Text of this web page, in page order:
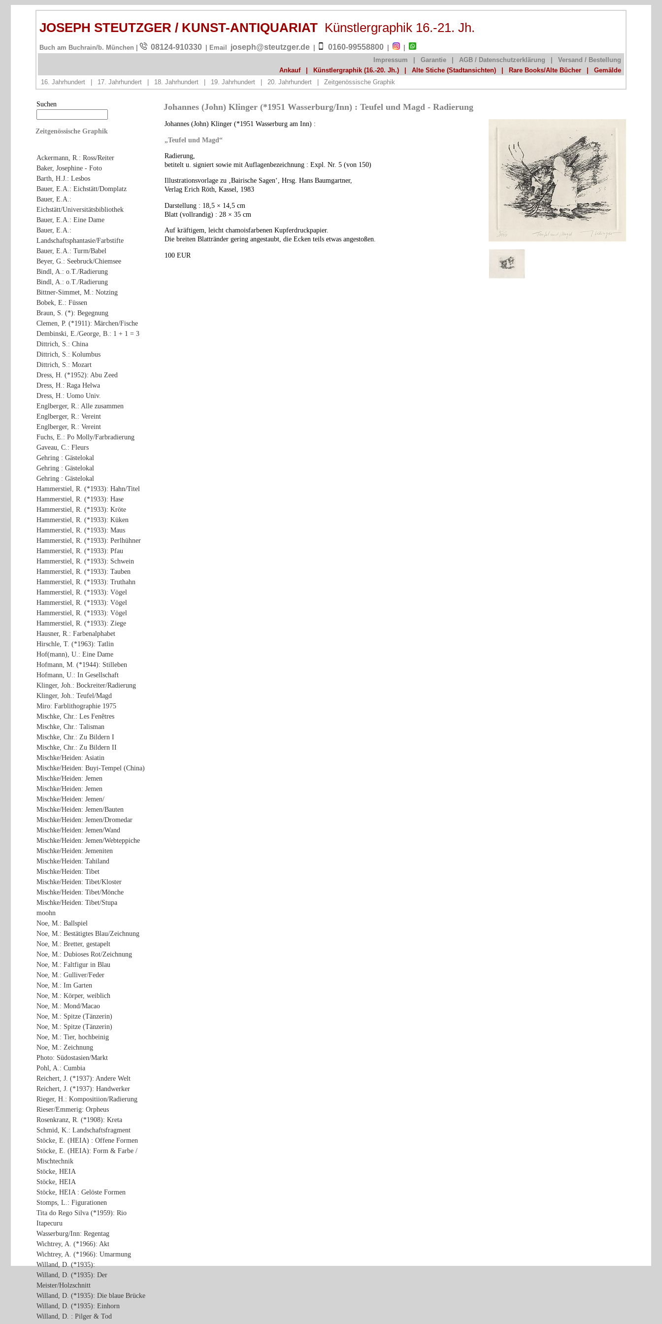
JOSEPH STEUTZGER / KUNST-ANTIQUARIAT Künstlergraphik 16.-21. Jh.
Buch am Buchrain/b. München | 08124-910330 | Email joseph@steutzger.de 0160-99558800
Impressum
Garantie AGB / Datenschutzerklärung
Versand / Bestellung
Ankauf
Künstlergraphik (16.-20. Jh.) Alte Stiche (Stadtansichten) Rare Books/Alte Bücher
Gemälde
16. Jahrhundert
17. Jahrhundert 18. Jahrhundert 19. Jahrhundert 20. Jahrhundert Zeitgenössische Graphik
Suchen
Zeitgenössische Graphik
Ackermann, R.: Ross/Reiter
Baker, Josephine - Foto
Barth, H.J.: Lesbos
Bauer, E.A.: Eichstätt/Domplatz
Bauer, E.A.:
Eichstätt/Universitätsbibliothek
Bauer, E.A.: Eine Dame
Bauer, E.A.:
Landschaftsphantasie/Farbstifte
Bauer, E.A.: Turm/Babel
Beyer, G.: Seebruck/Chiemsee
Bindl, A.: o.T./Radierung
Bindl, A.: o.T./Radierung
Bittner-Simmet, M.: Notzing
Bobek, E.: Füssen
Braun, S. (*): Begegnung
Clemen, P. (*1911): Märchen/Fische
Dembinski, E./George, B.: 1 + 1 = 3
Dittrich, S.: China
Dittrich, S.: Kolumbus
Dittrich, S.: Mozart
Dress, H. (*1952): Abu Zeed
Dress, H.: Raga Helwa
Dress, H.: Uomo Univ.
Englberger, R.: Alle zusammen
Englberger, R.: Vereint
Englberger, R.: Vereint
Fuchs, E.: Po Molly/Farbradierung
Gaveau, C.: Fleurs
Gehring : Gästelokal
Gehring : Gästelokal
Gehring : Gästelokal
Hammerstiel, R. (*1933): Hahn/Titel
Hammerstiel, R. (*1933): Hase
Hammerstiel, R. (*1933): Kröte
Hammerstiel, R. (*1933): Küken
Hammerstiel, R. (*1933): Maus
Hammerstiel, R. (*1933): Perlhühner
Hammerstiel, R. (*1933): Pfau
Hammerstiel, R. (*1933): Schwein
Hammerstiel, R. (*1933): Tauben
Hammerstiel, R. (*1933): Truthahn
Hammerstiel, R. (*1933): Vögel
Hammerstiel, R. (*1933): Vögel
Hammerstiel, R. (*1933): Vögel
Hammerstiel, R. (*1933): Ziege
Hausner, R.: Farbenalphabet
Hirschle, T. (*1963): Tatlin
Hof(mann), U.: Eine Dame
Hofmann, M. (*1944): Stilleben
Hofmann, U.: In Gesellschaft
Klinger, Joh.: Bockreiter/Radierung
Klinger, Joh.: Teufel/Magd
Miro: Farblithographie 1975
Mischke, Chr.: Les Fenêtres
Mischke, Chr.: Talisman
Mischke, Chr.: Zu Bildern I
Mischke, Chr.: Zu Bildern II
Mischke/Heiden: Asiatin
Mischke/Heiden: Buyi-Tempel (China)
Mischke/Heiden: Jemen
Mischke/Heiden: Jemen
Mischke/Heiden: Jemen/
Mischke/Heiden: Jemen/Bauten
Mischke/Heiden: Jemen/Dromedar
Mischke/Heiden: Jemen/Wand
Mischke/Heiden: Jemen/Webteppiche
Mischke/Heiden: Jemeniten
Mischke/Heiden: Tahiland
Mischke/Heiden: Tibet
Mischke/Heiden: Tibet/Kloster
Mischke/Heiden: Tibet/Mönche
Mischke/Heiden: Tibet/Stupa
moohn
Noe, M.: Ballspiel
Noe, M.: Bestätigtes Blau/Zeichnung
Noe, M.: Bretter, gestapelt
Noe, M.: Dubioses Rot/Zeichnung
Noe, M.: Faltfigur in Blau
Noe, M.: Gulliver/Feder
Noe, M.: Im Garten
Noe, M.: Körper, weiblich
Noe, M.: Mond/Macao
Noe, M.: Spitze (Tänzerin)
Noe, M.: Spitze (Tänzerin)
Noe, M.: Tier, hochbeinig
Noe, M.: Zeichnung
Photo: Südostasien/Markt
Pohl, A.: Cumbia
Reichert, J. (*1937): Andere Welt
Reichert, J. (*1937): Handwerker
Rieger, H.: Kompositiion/Radierung
Rieser/Emmerig: Orpheus
Rosenkranz, R. (*1908): Kreta
Schmid, K.: Landschaftsfragment
Stöcke, E. (HEIA) : Offene Formen
Stöcke, E. (HEIA): Form & Farbe /
Mischtechnik
Stöcke, HEIA
Stöcke, HEIA
Stöcke, HEIA : Gelöste Formen
Stomps, L.: Figurationen
Tita do Rego Silva (*1959): Rio
Itapecuru
Wasserburg/Inn: Regentag
Wichtrey, A. (*1966): Akt
Wichtrey, A. (*1966): Umarmung
Willand, D. (*1935):
Willand, D. (*1935): Der
Meister/Holzschnitt
Willand, D. (*1935): Die blaue Brücke
Willand, D. (*1935): Einhorn
Willand, D. : Pilger & Tod
Johannes (John) Klinger (*1951 Wasserburg/Inn) : Teufel und Magd - Radierung
Johannes (John) Klinger (*1951 Wasserburg am Inn) :
„Teufel und Magd“
Radierung,
betitelt u. signiert sowie mit Auflagenbezeichnung : Expl. Nr. 5 (von 150)
Illustrationsvorlage zu ‚Bairische Sagen‘, Hrsg. Hans Baumgartner,
Verlag Erich Röth, Kassel, 1983
Darstellung : 18,5 × 14,5 cm
Blatt (vollrandig) : 28 × 35 cm
Auf kräftigem, leicht chamoisfarbenen Kupferdruckpapier.
Die breiten Blattränder gering angestaubt, die Ecken teils etwas angestoßen.
100 EUR